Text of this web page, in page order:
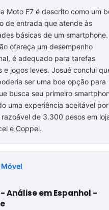
Moto E7 é descrito como um
de entrada que atende às
básicas de um smartphone.
ofereça um desempenho
é adequado para tarefas
e jogos leves. Josué conclui
ser uma boa opção para
busca seu primeiro
uma experiência aceitável por
de 3.300 pesos em
e Coppel.
- Análise em Espanhol -